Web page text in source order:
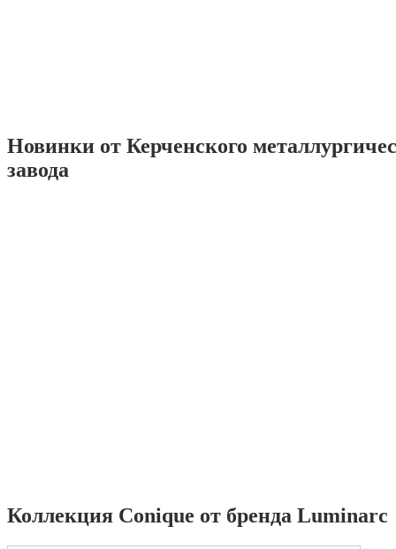
Новинки от Керченского
завода
Коллекция Conique от бренда Luminarc